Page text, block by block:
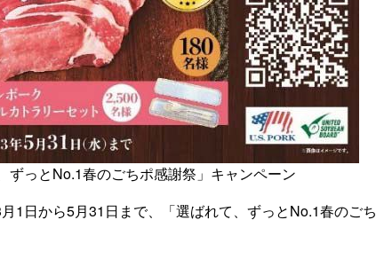
ずっとNo.1春のごちポ感謝祭」キャンペーン
1日から5月31日まで、「選ばれて、ずっとNo.1春のごち